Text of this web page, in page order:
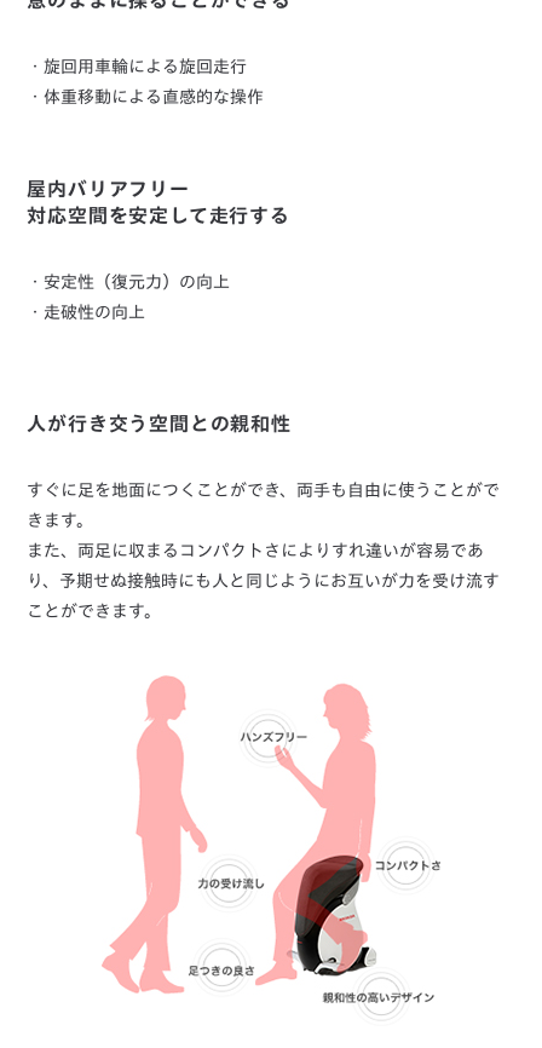
・旋回用車輪による旋回走行
・体重移動による直感的な操作
屋内バリアフリー
対応空間を安定して走行する
・安定性（復元力）の向上
・走破性の向上
人が行き交う空間との親和性
すぐに足を地面につくことができ、両手も自由に使うことがで
きます。
また、両足に収まるコンパクトさによりすれ違いが容易であ
り、予期せぬ接触時にも人と同じようにお互いが力を受け流す
ことができます。